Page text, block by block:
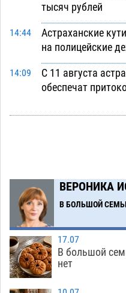
тысяч рублей
14:44
Астраханские
на полицейские
14:09
С 11 августа
обеспечат
Астраханский
помойку
11:58
В Астрахани
похитил чужие
картами
11:20
Астраханцев ждут
призами и
ВЕРОНИКА
В БОЛЬШОЙ
17.07
В большой
нет